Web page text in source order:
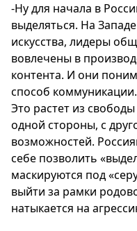
-Ну для начала в
выделяться. На
искусства, лидеры
вовлечены в
контента. И они
способ
Это растет из
одной стороны, с
возможностей.
себе позволить
маскируются под
выйти за рамки
натыкается на